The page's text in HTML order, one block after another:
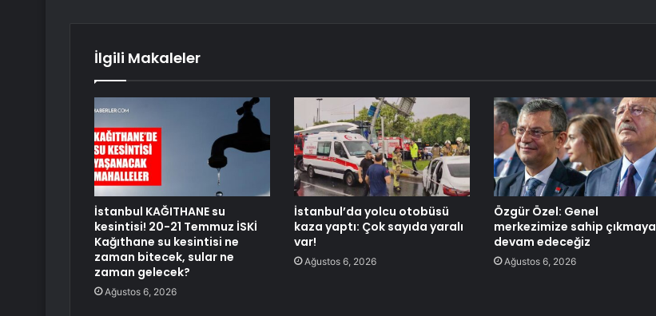
İlgili Makaleler
İstanbul KAĞITHANE su
kesintisi! 20-21 Temmuz İSKİ
Kağıthane su kesintisi ne
zaman bitecek, sular ne
zaman gelecek?
Ağustos 6, 2026
İstanbul’da yolcu otobüsü
kaza yaptı: Çok sayıda yaralı
var!
Ağustos 6, 2026
Özgür Özel: Genel
merkezimize sahip çıkmaya
devam edeceğiz
Ağustos 6, 2026